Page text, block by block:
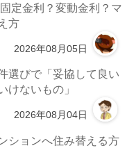
定金利？変動金利？マ
方
2026年08月05日
選びで「妥協して良い
けないもの」
2026年08月04日
ションへ住み替える方